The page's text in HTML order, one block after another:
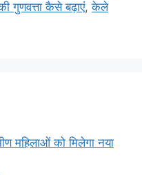
गुणवत्ता कैसे बढ़ाएं,केले
महिलाओं को मिलेगा नया